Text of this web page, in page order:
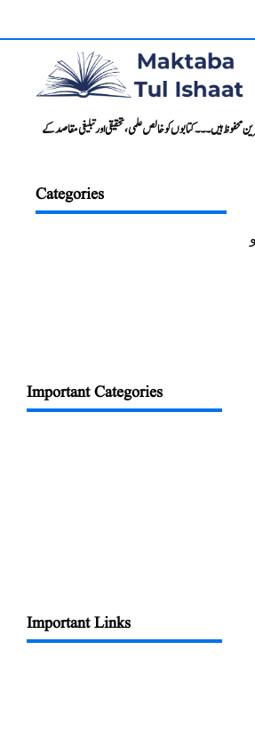
ہیں۔۔۔ کتابوں کو خالص علمی، تحقیقی اور تبلیغی مقاصد کے
Categories
Important Categories
Important Links